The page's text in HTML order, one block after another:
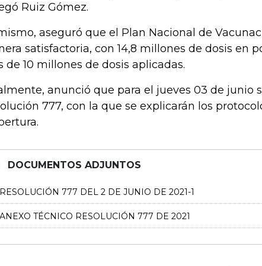
Ruiz Gómez.
aseguró que el Plan Nacional de
satisfactoria, con 14,8 millones de dosis en
de 10 millones de dosis aplicadas.
anunció que para el jueves 03 de junio
777, con la que se explicarán los
DOCUMENTOS ADJUNTOS
RESOLUCIÓN 777 DEL 2 DE JUNIO DE 2021-1
ANEXO TÉCNICO RESOLUCIÓN 777 DE 2021